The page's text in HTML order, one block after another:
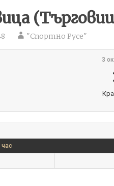
"Спортно Русе"
3
час